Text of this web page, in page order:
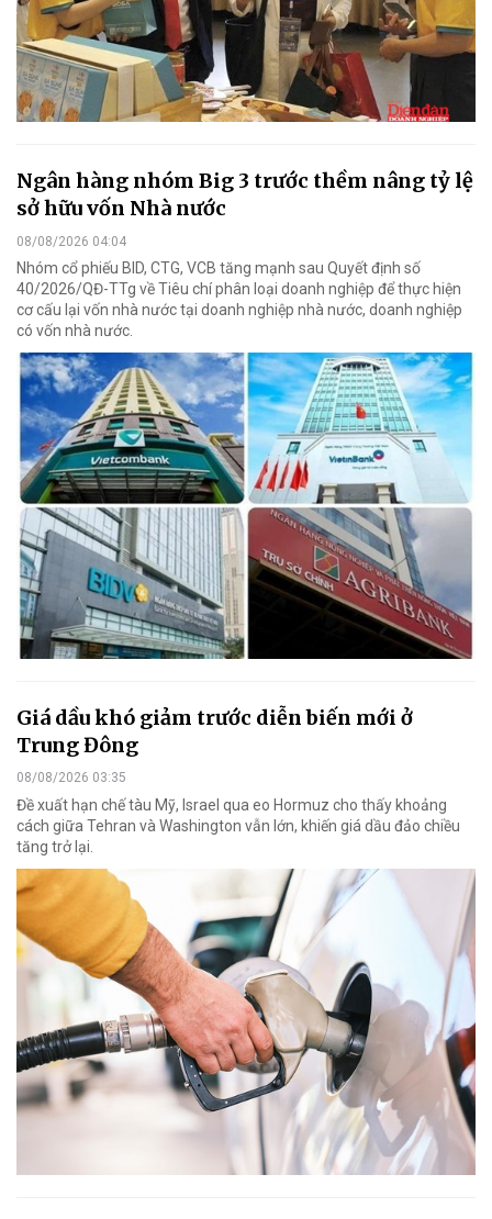
Ngân hàng nhóm Big 3 trước thềm nâng tỷ lệ
sở hữu vốn Nhà nước
08/08/2026 04:04
Nhóm cổ phiếu BID, CTG, VCB tăng mạnh sau Quyết định số
40/2026/QĐ-TTg về Tiêu chí phân loại doanh nghiệp để thực hiện
cơ cấu lại vốn nhà nước tại doanh nghiệp nhà nước, doanh nghiệp
có vốn nhà nước.
Giá dầu khó giảm trước diễn biến mới ở
Trung Đông
08/08/2026 03:35
Đề xuất hạn chế tàu Mỹ, Israel qua eo Hormuz cho thấy khoảng
cách giữa Tehran và Washington vẫn lớn, khiến giá dầu đảo chiều
tăng trở lại.